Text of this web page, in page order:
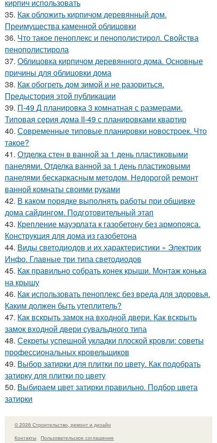
кирпич использовать
35. Как обложить кирпичом деревянный дом.
Преимущества каменной облицовки
36. Что такое пеноплекс и пенополистирол. Свойства
пенополистирола
37. Облицовка кирпичом деревянного дома. Основные
причины для облицовки дома
38. Как обогреть дом зимой и не разориться.
Предыстория этой публикации
39. П-49 Д планировка 3 комнатная с размерами.
Типовая серия дома II-49 с планировками квартир
40. Современные типовые планировки новостроек. Что
такое?
41. Отделка стен в ванной за 1 день пластиковыми
панелями. Отделка ванной за 1 день пластиковыми
панелями бескаркасным методом. Недорогой ремонт
ванной комнаты своими руками
42. В каком порядке выполнять работы при обшивке
дома сайдингом. Подготовительный этап
43. Крепление мауэрлата к газобетону без армопояса.
Конструкция для дома из газобетона
44. Виды светодиодов и их характеристики » Электрик
Инфо. Главные три типа светодиодов
45. Как правильно собрать конек крыши. Монтаж конька
на крышу
46. Как использовать пеноплекс без вреда для здоровья.
Каким должен быть утеплитель?
47. Как вскрыть замок на входной двери. Как вскрыть
замок входной двери сувальдного типа
48. Секреты успешной укладки плоской кровли: советы
профессиональных кровельщиков
49. Выбор затирки для плитки по цвету. Как подобрать
затирку для плитки по цвету
50. Выбираем цвет затирки правильно. Подбор цвета
затирки
© 2026 Строительство, ремонт и дизайн
Контакты
Пользовательское соглашение